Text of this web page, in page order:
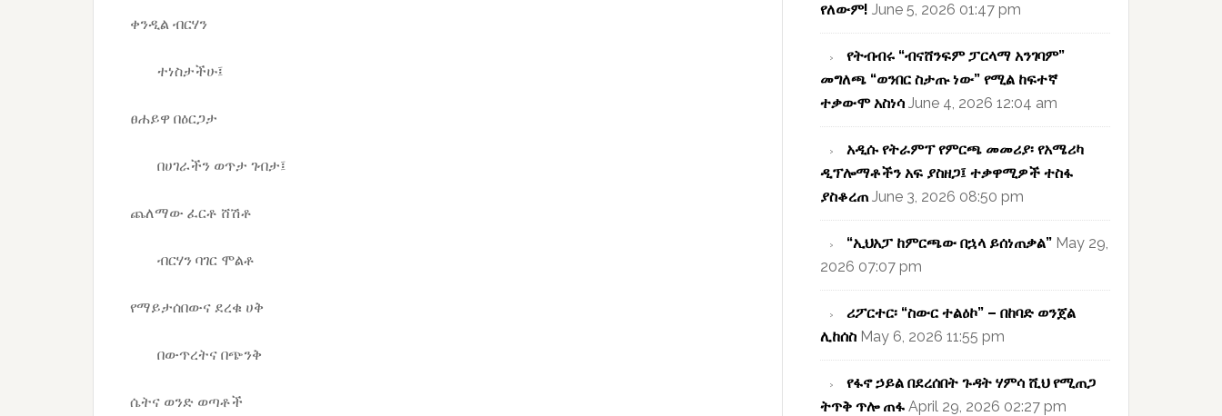
ቀንዲል ብርሃን
ተነስታችሁ፤
ፀሐይዋ በዕርጋታ
በሀገራችን ወጥታ ገብታ፤
ጨለማው ፈርቶ ሸሽቶ
ብርሃን ባገር ሞልቶ
የማይታሰበውና ደረቁ ሀቅ
በውጥረትና በጭንቅ
ሴትና ወንድ ወጣቶች
የለውም! June 5, 2026 01:47 pm
የትብብሩ “ብናሸንፍም ፓርላማ አንገባም”
መግለጫ “ወንበር ስታጡ ነው” የሚል ከፍተኛ
ተቃውሞ አስነሳ June 4, 2026 12:04 am
አዲሱ የትራምፕ የምርጫ መመሪያ፡ የአሜሪካ
ዲፕሎማቶችን አፍ ያስዘጋ፤ ተቃዋሚዎች ተስፋ
ያስቆረጠ June 3, 2026 08:50 pm
“ኢህአፓ ከምርጫው በኋላ ይሰነጠቃል” May 29,
2026 07:07 pm
ሪፖርተር፡ “ስውር ተልዕኮ” – በከባድ ወንጀል
ሊከሰስ May 6, 2026 11:55 pm
የፋኖ ኃይል በደረሰበት ጉዳት ሃምሳ ሺህ የሚጠጋ
ትጥቅ ጥሎ ጠፋ April 29, 2026 02:27 pm